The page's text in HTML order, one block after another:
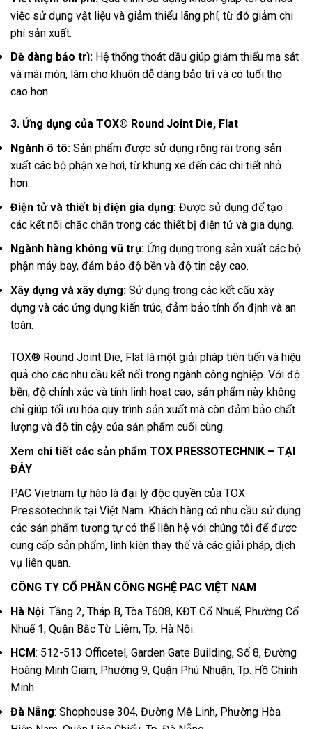
việc sử dụng vật liệu và giảm thiểu lãng phí, từ đó giảm chi
phí sản xuất.
Dễ dàng bảo trì: Hệ thống thoát dầu giúp giảm thiểu ma sát
và mài mòn, làm cho khuôn dễ dàng bảo trì và có tuổi thọ
cao hơn.
3. Ứng dụng của TOX® Round Joint Die, Flat
Ngành ô tô: Sản phẩm được sử dụng rộng rãi trong sản
xuất các bộ phận xe hơi, từ khung xe đến các chi tiết nhỏ
hơn.
Điện tử và thiết bị điện gia dụng: Được sử dụng để tạo
các kết nối chắc chắn trong các thiết bị điện tử và gia dụng.
Ngành hàng không vũ trụ: Ứng dụng trong sản xuất các bộ
phận máy bay, đảm bảo độ bền và độ tin cậy cao.
Xây dựng và xây dựng: Sử dụng trong các kết cấu xây
dựng và các ứng dụng kiến trúc, đảm bảo tính ổn định và an
toàn.
TOX® Round Joint Die, Flat là một giải pháp tiên tiến và hiệu
quả cho các nhu cầu kết nối trong ngành công nghiệp. Với độ
bền, độ chính xác và tính linh hoạt cao, sản phẩm này không
chỉ giúp tối ưu hóa quy trình sản xuất mà còn đảm bảo chất
lượng và độ tin cậy của sản phẩm cuối cùng.
Xem chi tiết các sản phẩm TOX PRESSOTECHNIK – TẠI
ĐÂY
PAC Vietnam tự hào là đại lý độc quyền của TOX
Pressotechnik tại Việt Nam. Khách hàng có nhu cầu sử dụng
các sản phẩm tương tự có thể liên hệ với chúng tôi để được
cung cấp sản phẩm, linh kiện thay thế và các giải pháp, dịch
vụ liên quan.
CÔNG TY CỔ PHẦN CÔNG NGHỆ PAC VIỆT NAM
Hà Nội: Tầng 2, Tháp B, Tòa T608, KĐT Cổ Nhuế, Phường Cổ
Nhuế 1, Quận Bắc Từ Liêm, Tp. Hà Nội.
HCM: 512-513 Officetel, Garden Gate Building, Số 8, Đường
Hoàng Minh Giám, Phường 9, Quận Phú Nhuận, Tp. Hồ Chính
Minh.
Đà Nẵng: Shophouse 304, Đường Mê Linh, Phường Hòa